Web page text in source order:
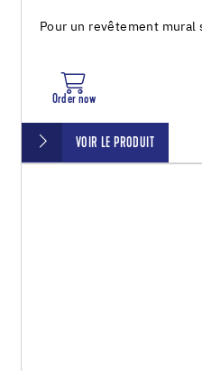
Pour un revêtement mural
Order now
VOIR LE PRODUIT